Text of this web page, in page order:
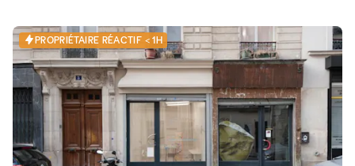
PROPRIÉTAIRE RÉACTIF < 1H